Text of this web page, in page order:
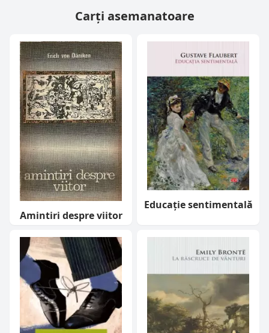
Carți asemanatoare
Amintiri despre viitor
Educație sentimentală